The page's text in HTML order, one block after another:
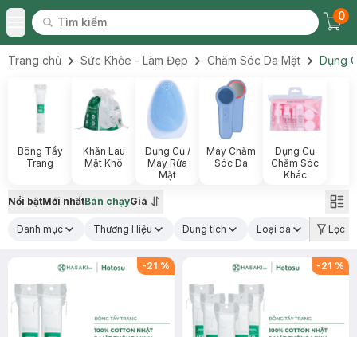
Toggle Menu
Tìm kiếm
Tìm kiếm
0
Trang chủ Sức Khỏe - Làm Đẹp Chăm Sóc Da Mặt Dụng
Bông Tẩy
Trang
Khăn Lau
Mặt Khô
Dụng Cụ /
Máy Rửa
Mặt
Máy Chăm
Sóc Da
Dụng Cụ
Chăm Sóc
Khác
Nổi bậtMới nhấtBán chạyGiá
Danh mục Thương Hiệu Dung tích Loại da Công
Lọc
-21 % -21 %